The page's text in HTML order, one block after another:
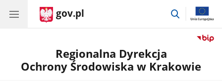
gov.pl
przejdź
Regionalna Dyrekcja
Ochrony Środowiska w Krakowie